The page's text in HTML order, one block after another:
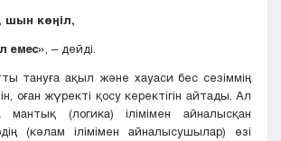
шын көңіл,
емес» , – дейді.
тануға ақыл және хауаси бес сезіммің
оған жүректі қосу керектігін айтады. Ал
(логика) ілімімен айналысқан
(кәлам ілімімен айналысушылар) өзі